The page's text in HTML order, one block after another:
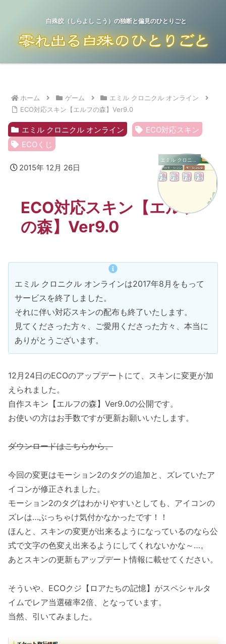
白殊皎（しらよし こう）の独断と偏見のひとりごと
ホーム ゲーム
エミル クロニクル オンライン
ECO対応スキン【エルフの森】Ver9.0
エミル クロニクル オンライン
ECO対応スキン
ECOくじ
2015年 12月 26日
ECO対応スキン【エルフ
の森】Ver9.0
エミル クロニクル オンラインは2017年8月をもって
サービスを終了しました。
それに伴い対応スキンの配布も終了いたします。
見てくださった方々、ご愛用くださった方々、本当に
ありがとうございます。
12月24日のECOのアップデートにて、スキンに変更が加
えられました。
自作スキン【エルフの森】Ver9.0の公開です。
お使いの方はお手数ですが更新お願いいたします。
ダウンロードはこちらから。
今回の変更はモーション2のタグの追加と、ズレていたア
イコンが修正されました。
モーション2のタグはわかりやすいとしても、アイコンの
ズレは…ぶっちゃけ気付かなかったです！！
ほんと、スキンの変更が出来るようになっているのなら公
式で文字の色変え出来るようにしてくれないかな～…。
あとスキンの更新もアップデート情報に載せてください。
そういや、ECOクジ【ロアたちの記憶】がスペシャルタ
イムでレア当選確率2倍、となっています。
当然、引いてみました。